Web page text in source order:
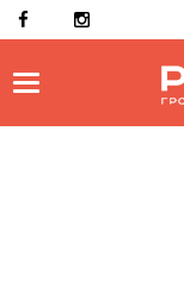
Toggle